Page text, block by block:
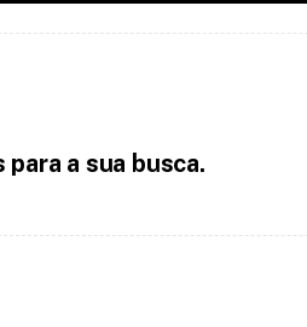
a sua busca.